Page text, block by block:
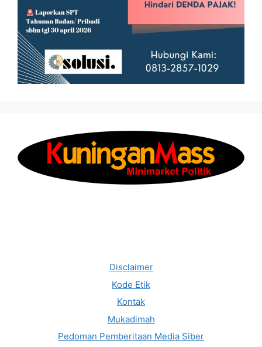
Disclaimer
Kode Etik
Kontak
Mukadimah
Pedoman Pemberitaan Media Siber